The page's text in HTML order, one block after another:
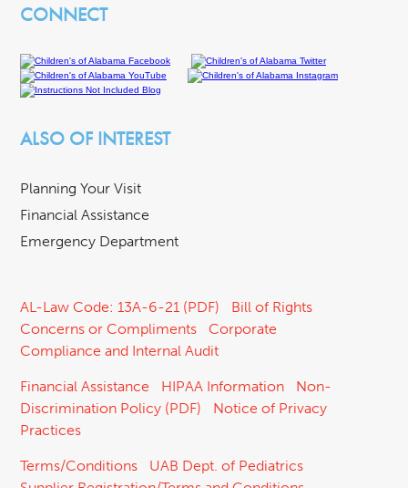
CONNECT
ALSO OF INTEREST
Planning Your Visit
Financial Assistance
Emergency Department
AL-Law Code: 13A-6-21 (PDF)
Bill of Rights
Concerns or Compliments
Corporate
Compliance and Internal Audit
Financial Assistance HIPAA Information
Non-
Discrimination Policy (PDF)
Notice of Privacy
Practices
Terms/Conditions
UAB Dept. of Pediatrics